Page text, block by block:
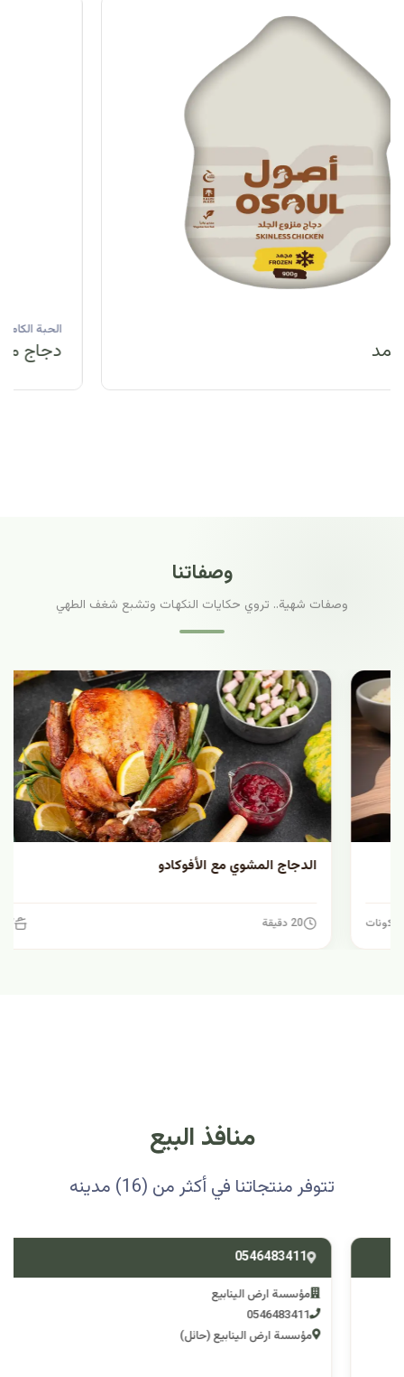
وصفاتنا
وصفات شهية.. تروي حكايات النكهات وتشبع شغف الطهي
الدجاج المشوي مع الأفوكادو
منافذ البيع
تتوفر منتجاتنا في أكثر من (16) مدينه
0546483411
مؤسسة ارض الينابيع
0546483411
مؤسسة ارض الينابيع (حائل)